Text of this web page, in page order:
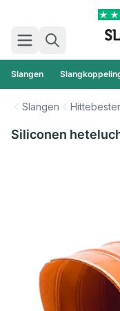
Zoek
Slangen
Slangen
Siliconen